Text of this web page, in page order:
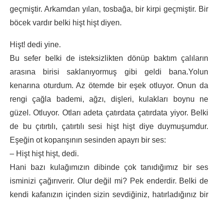
geçmiştir. Arkamdan yılan, tosbağa, bir kirpi geçmiştir. Bir
böcek vardır belki hişt hişt diyen.
Hişt! dedi yine.
Bu sefer belki de isteksizlikten dönüp baktım çalıların
arasına birisi saklanıyormuş gibi geldi bana.Yolun
kenarına oturdum. Az ötemde bir eşek otluyor. Onun da
rengi çağla bademi, ağzı, dişleri, kulakları boynu ne
güzel. Otluyor. Otları adeta çatırdata çatırdata yiyor. Belki
de bu çıtırtılı, çatırtılı sesi hişt hişt diye duymuşumdur.
Eşeğin ot koparışının sesinden apayrı bir ses:
– Hişt hişt hişt, dedi.
Hani bazı kulağımızın dibinde çok tanıdığımız bir ses
isminizi çağırıverir. Olur değil mi? Pek enderdir. Belki de
kendi kafanızın içinden sizin sevdiğiniz, hatırladığınız bir